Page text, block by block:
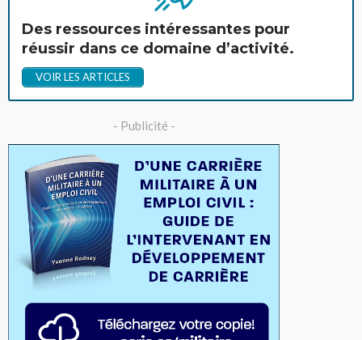
Des ressources intéressantes pour
réussir dans ce domaine d’activité.
VOIR LES ARTICLES
- Publicité -